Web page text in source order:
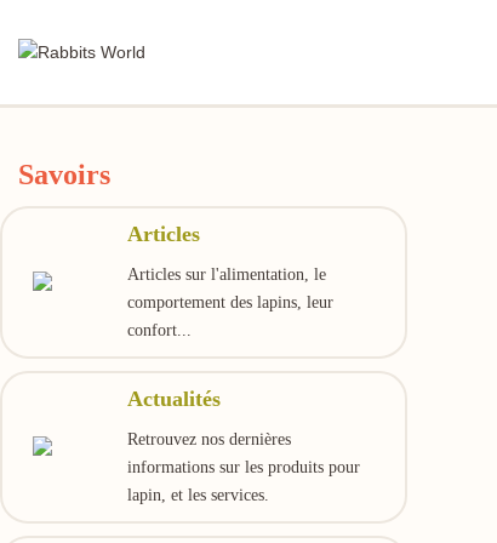
Savoirs
Articles
Articles sur l'alimentation, le
comportement des lapins, leur
confort...
Actualités
Retrouvez nos dernières
informations sur les produits pour
lapin, et les services.